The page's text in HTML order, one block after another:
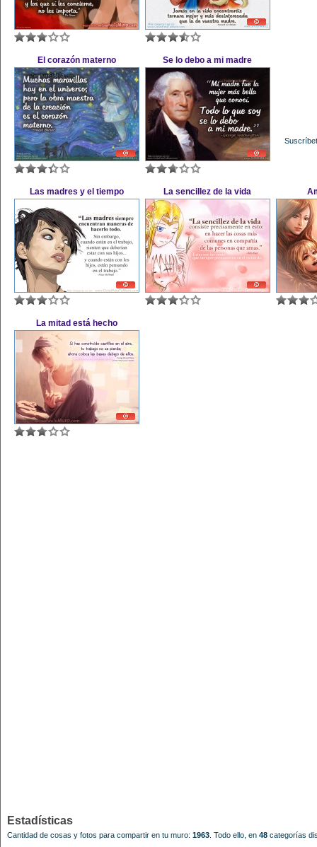
El corazón materno Se lo debo a mi madre
Las madres y el tiempo La sencillez de la vida
La mitad está hecho
Estadísticas
Cantidad de cosas y fotos para compartir en tu muro: 1963 Todo ello, en 48 categorías